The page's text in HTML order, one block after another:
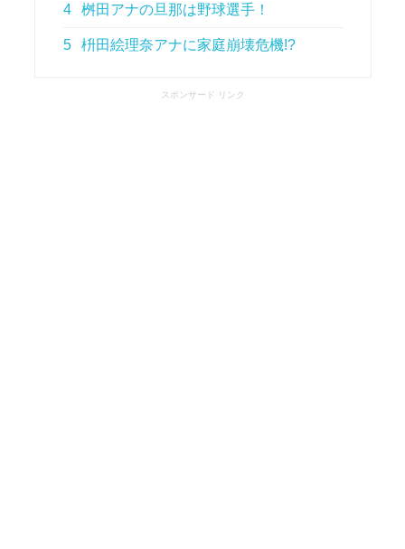
4 桝田アナの旦那は野球選手！
5 枡田絵理奈アナに家庭崩壊危機!?
スポンサード リンク